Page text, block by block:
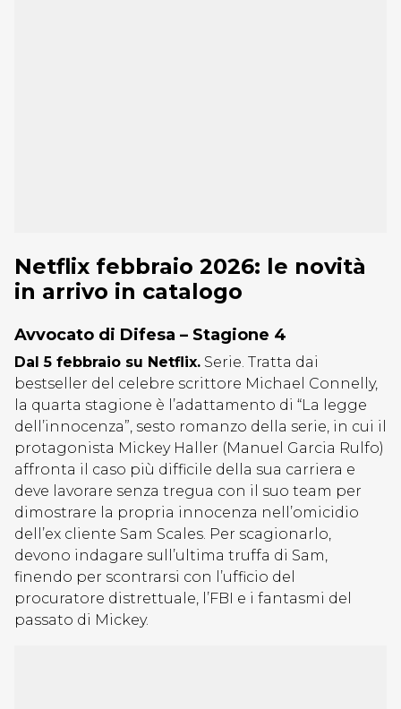
Netflix febbraio 2026: le novità
in arrivo in catalogo
Avvocato di Difesa – Stagione 4
Dal 5 febbraio su Netflix. Serie. Tratta dai
bestseller del celebre scrittore Michael Connelly,
la quarta stagione è l’adattamento di “La legge
dell’innocenza”, sesto romanzo della serie, in cui il
protagonista Mickey Haller (Manuel Garcia Rulfo)
affronta il caso più difficile della sua carriera e
deve lavorare senza tregua con il suo team per
dimostrare la propria innocenza nell’omicidio
dell’ex cliente Sam Scales. Per scagionarlo,
devono indagare sull’ultima truffa di Sam,
finendo per scontrarsi con l’ufficio del
procuratore distrettuale, l’FBI e i fantasmi del
passato di Mickey.